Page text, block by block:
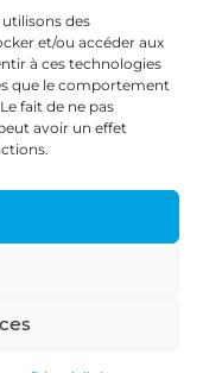
des
et/ou accéder aux
à ces technologies
que le comportement
fait de ne pas
avoir un effet